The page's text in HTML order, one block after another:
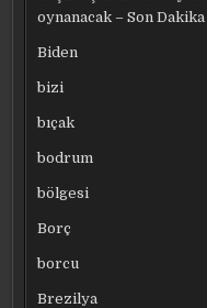
oynanacak – Son
Biden
bizi
bıçak
bodrum
bölgesi
Borç
borcu
Brezilya